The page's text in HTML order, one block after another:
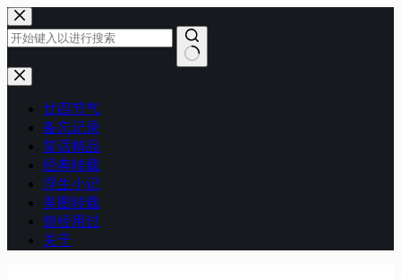
跳
至
内
容
无
廿四节气
备忘记录
笑话精品
经典转载
浮生小记
美图转载
曾经用过
关于